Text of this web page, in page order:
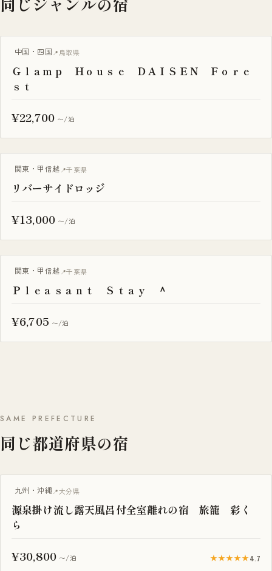
グランピング
中国・四国 鳥取県
Ｇｌａｍｐ Ｈｏｕｓｅ ＤＡＩＳＥＮ Ｆｏｒｅ
ｓｔ
¥22,700 〜/泊
BBQ・焚き火
関東・甲信越 千葉県
リバーサイドロッジ
¥13,000 〜/泊
BBQ・焚き火
関東・甲信越 千葉県
Ｐｌｅａｓａｎｔ Ｓｔａｙ ＾
¥6,705 〜/泊
SAME PREFECTURE
同じ都道府県の宿
露天風呂付き客室
九州・沖縄 大分県
源泉掛け流し露天風呂付全室離れの宿 旅籠 彩く
ら
¥30,800 〜/泊 ★★★★★4.7